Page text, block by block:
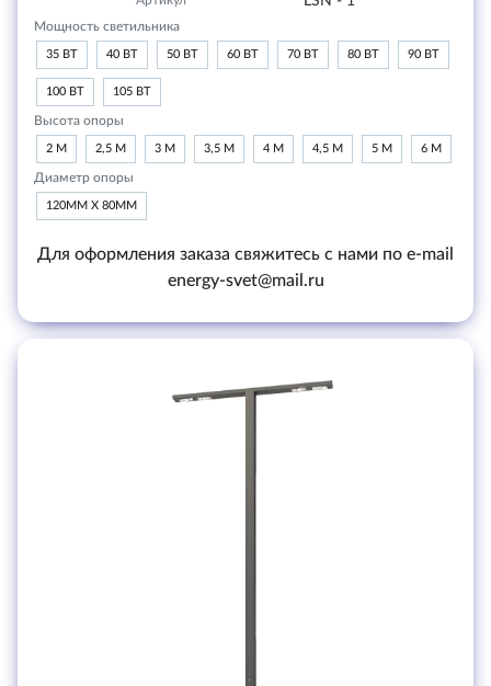
Мощность светильника
35 ВТ 40 ВТ 50 ВТ 60 ВТ 70 ВТ 80 ВТ 90 ВТ
100 ВТ 105 ВТ
Высота опоры
2 М 2,5 М 3 М 3,5 М 4 М 4,5 М 5 М 6 М
Диаметр опоры
120ММ Х 80ММ
Для оформления заказа свяжитесь с нами по e-mail
energy-svet@mail.ru